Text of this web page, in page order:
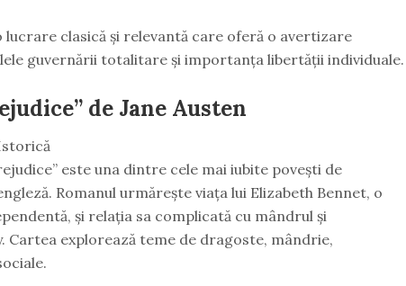
lucrare clasică și relevantă care oferă o avertizare
guvernării totalitare și importanța libertății individuale.
de Jane Austen
este una dintre cele mai iubite povești de
Romanul urmărește viața lui Elizabeth Bennet, o
și relația sa complicată cu mândrul și
Cartea explorează teme de dragoste, mândrie,